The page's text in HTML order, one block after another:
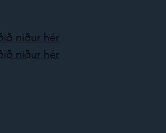
niður hér
niður hér